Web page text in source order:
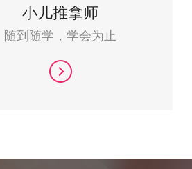
小儿推拿师
随到随学，学会为止